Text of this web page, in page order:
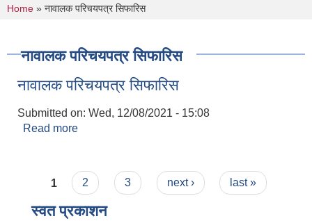
You are here
Home » नावालक परिचयपत्र सिफारिस
नावालक परिचयपत्र सिफारिस
नावालक परिचयपत्र सिफारिस
Submitted on: Wed, 12/08/2021 - 15:08
Read more
Pages
1 2 3 next › last »
स्वत प्रकाशन